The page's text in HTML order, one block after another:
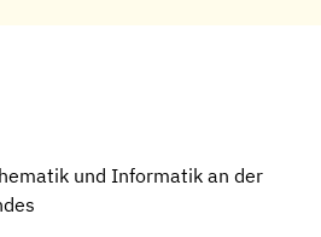
und Informatik an der